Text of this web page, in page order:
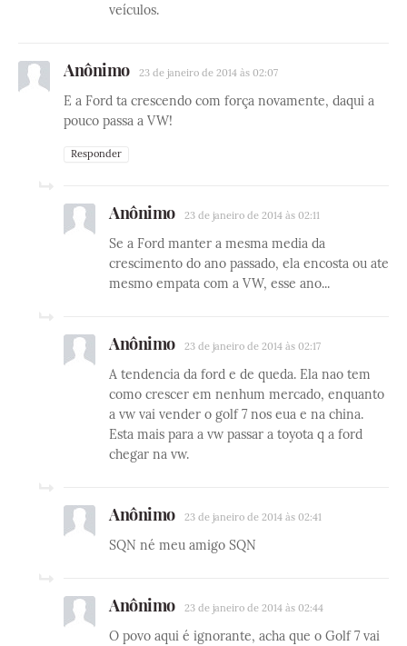
veículos.
Anônimo 23 de janeiro de 2014 às 02:07
E a Ford ta crescendo com força novamente, daqui a
pouco passa a VW!
Responder
Anônimo 23 de janeiro de 2014 às 02:11
Se a Ford manter a mesma media da
crescimento do ano passado, ela encosta ou ate
mesmo empata com a VW, esse ano...
Anônimo 23 de janeiro de 2014 às 02:17
A tendencia da ford e de queda. Ela nao tem
como crescer em nenhum mercado, enquanto
a vw vai vender o golf 7 nos eua e na china.
Esta mais para a vw passar a toyota q a ford
chegar na vw.
Anônimo 23 de janeiro de 2014 às 02:41
SQN né meu amigo SQN
Anônimo 23 de janeiro de 2014 às 02:44
O povo aqui é ignorante, acha que o Golf 7 vai